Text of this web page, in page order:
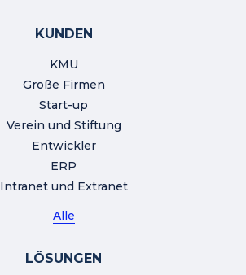
KUNDEN
KMU
Große Firmen
Start-up
Verein und Stiftung
Entwickler
ERP
Intranet und Extranet
Alle
LÖSUNGEN